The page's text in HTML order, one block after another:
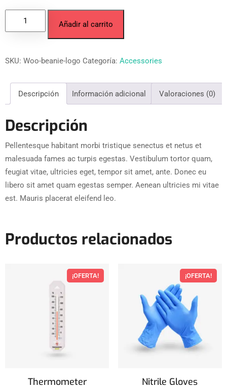
Añadir al carrito
SKU: Woo-beanie-logo Categoría: Accessories
Descripción Información adicional Valoraciones (0)
Descripción
Pellentesque habitant morbi tristique senectus et netus et
malesuada fames ac turpis egestas. Vestibulum tortor quam,
feugiat vitae, ultricies eget, tempor sit amet, ante. Donec eu
libero sit amet quam egestas semper. Aenean ultricies mi vitae
est. Mauris placerat eleifend leo.
Productos relacionados
¡OFERTA!
Thermometer
¡OFERTA!
Nitrile Gloves